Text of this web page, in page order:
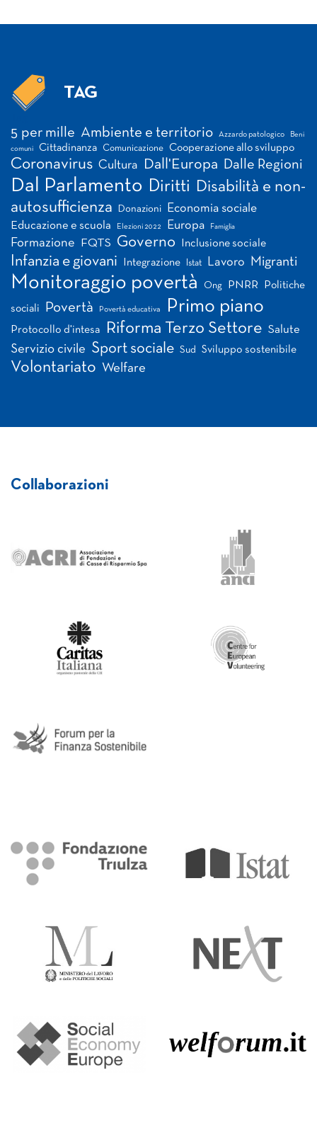
TAG
5 per mille Ambiente e territorio Azzardo patologico Beni
comuni Cittadinanza Comunicazione Cooperazione allo sviluppo
Coronavirus Cultura Dall'Europa Dalle Regioni
Dal Parlamento Diritti Disabilità e non-
autosufficienza
Donazioni Economia sociale
Educazione e scuola Elezioni 2022 Europa Famiglia
Formazione FQTS Governo Inclusione sociale
Infanzia e giovani Integrazione Istat Lavoro Migranti
Monitoraggio povertà Ong PNRR Politiche
sociali Povertà Povertà educativa Primo piano
Protocollo d'intesa Riforma Terzo Settore Salute
Servizio civile Sport sociale Sud Sviluppo sostenibile
Volontariato Welfare
Collaborazioni